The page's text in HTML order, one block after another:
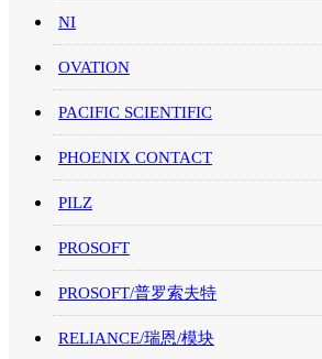
NI
OVATION
PACIFIC SCIENTIFIC
PHOENIX CONTACT
PILZ
PROSOFT
PROSOFT/普罗索夫特
RELIANCE/瑞恩/模块